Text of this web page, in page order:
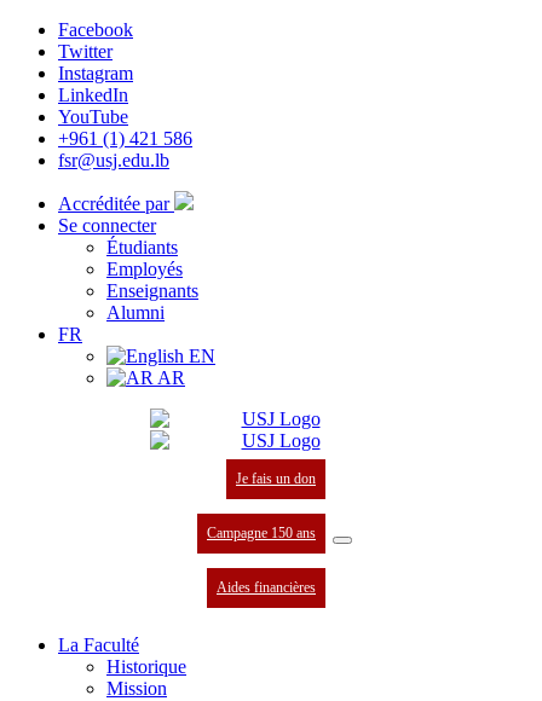
Facebook
Twitter
Instagram
LinkedIn
YouTube
+961 (1) 421 586
fsr@usj.edu.lb
Accréditée par
Se connecter
Étudiants
Employés
Enseignants
Alumni
FR
EN
AR
Je fais un don
Campagne 150 ans
Aides financières
La Faculté
Historique
Mission